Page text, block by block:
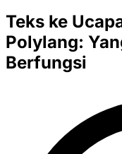
Teks ke
Polylang:
Berfungsi